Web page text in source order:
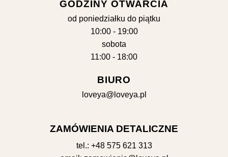
GODZINY OTWARCIA
od poniedziałku do piątku
10:00 - 19:00
sobota
11:00 - 18:00
BIURO
loveya@loveya.pl
ZAMÓWIENIA DETALICZNE
tel.: +48 575 621 313